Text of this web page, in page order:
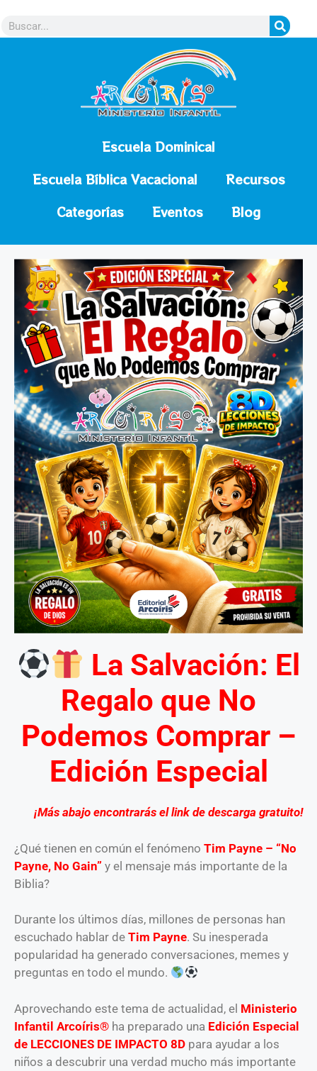
Escuela Dominical
Escuela Bíblica Vacacional
Recursos
Categorías
Eventos Blog
La Salvación: El
Regalo que No
Podemos Comprar –
Edición Especial
¡Más abajo encontrarás el link de descarga gratuito!
¿Qué tienen en común el fenómeno Tim Payne – “No
Payne, No Gain” y el mensaje más importante de la
Biblia?
Durante los últimos días, millones de personas han
escuchado hablar de Tim Payne. Su inesperada
popularidad ha generado conversaciones, memes y
preguntas en todo el mundo.
Aprovechando este tema de actualidad, el Ministerio
Infantil Arcoíris® ha preparado una Edición Especial
de LECCIONES DE IMPACTO 8D para ayudar a los
niños a descubrir una verdad mucho más importante